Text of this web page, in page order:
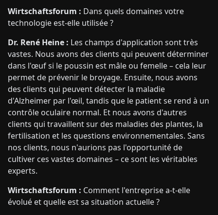
Wirtschaftsforum : Dans quels domaines votre
technologie est-elle utilisée ?
Dr. René Heine : Les champs d'application sont très
vastes. Nous avons des clients qui peuvent déterminer
dans l'œuf si le poussin est mâle ou femelle – cela leur
permet de prévenir le broyage. Ensuite, nous avons
des clients qui peuvent détecter la maladie
d'Alzheimer par l'œil, tandis que le patient se rend à un
contrôle oculaire normal. Et nous avons d'autres
clients qui travaillent sur des maladies des plantes, la
fertilisation et les questions environnementales. Sans
nos clients, nous n'aurions pas l'opportunité de
cultiver ces vastes domaines – ce sont les véritables
experts.
Wirtschaftsforum : Comment l'entreprise a-t-elle
évolué et quelle est sa situation actuelle ?